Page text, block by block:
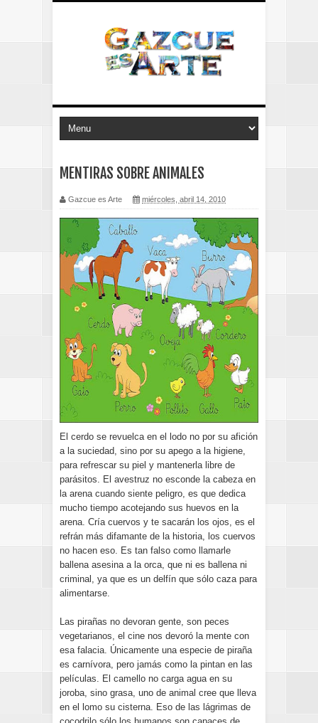
MENTIRAS SOBRE ANIMALES
Gazcue es Arte miércoles, abril 14, 2010
El cerdo se revuelca en el lodo no por su afición
a la suciedad, sino por su apego a la higiene,
para refrescar su piel y mantenerla libre de
parásitos. El avestruz no esconde la cabeza en
la arena cuando siente peligro, es que dedica
mucho tiempo acotejando sus huevos en la
arena. Cría cuervos y te sacarán los ojos, es el
refrán más difamante de la historia, los cuervos
no hacen eso. Es tan falso como llamarle
ballena asesina a la orca, que ni es ballena ni
criminal, ya que es un delfín que sólo caza para
alimentarse.
Las pirañas no devoran gente, son peces
vegetarianos, el cine nos devoró la mente con
esa falacia. Únicamente una especie de piraña
es carnívora, pero jamás como la pintan en las
películas. El camello no carga agua en su
joroba, sino grasa, uno de animal cree que lleva
en el lomo su cisterna. Eso de las lágrimas de